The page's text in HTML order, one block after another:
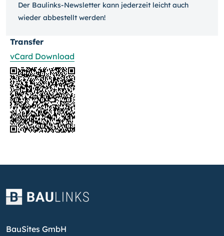
Der Baulinks-Newsletter kann jeder­zeit leicht auch
wieder ab­bestellt werden!
Transfer
vCard Download
BauSites GmbH